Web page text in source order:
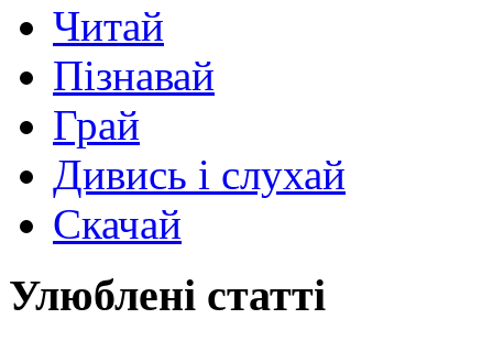
Читай
Пізнавай
Грай
Дивись і слухай
Скачай
Улюблені статті